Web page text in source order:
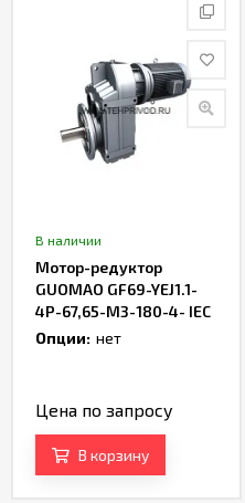
В наличии
Мотор-редуктор
GUOMAO GF69-YEJ1.1-
4P-67,65-M3-180-4- IEC
Опции: нет
Цена по запросу
В корзину